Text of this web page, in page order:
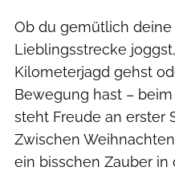
Ob du gemütlich
Lieblingsstrecke
Kilometerjagd gehst
Bewegung hast –
steht Freude an erster
Zwischen
ein bisschen Zauber